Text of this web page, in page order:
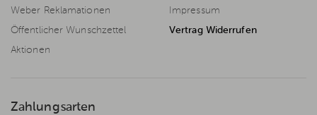
Weber Reklamationen
Öffentlicher Wunschzettel
Aktionen
Impressum
Vertrag Widerrufen
Zahlungsarten